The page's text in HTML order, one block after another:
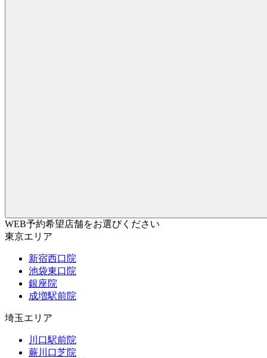
WEB予約希望店舗をお選びください
東京エリア
新宿西口院
池袋東口院
銀座院
成増駅前院
埼玉エリア
川口駅前院
蕨川口芝院